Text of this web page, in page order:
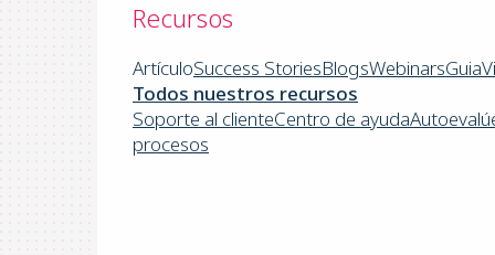
Recursos
ArtículoSuccess StoriesBlogsWebinarsGuia
Todos nuestros recursos
Soporte al clienteCentro de ayuda
procesos